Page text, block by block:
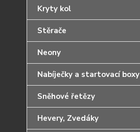
Kryty kol
Stěrače
Neony
Nabíječky a startovací boxy
Sněhové řetězy
Hevery, Zvedáky